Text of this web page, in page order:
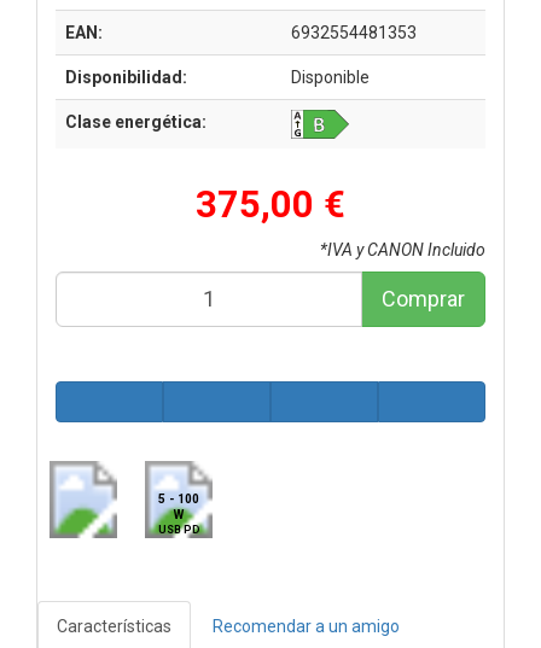
EAN: 6932554481353
Disponibilidad: Disponible
Clase energética:
375,00 €
*IVA y CANON Incluido
Comprar
5 - 100
W
USB PD
Características Recomendar a un amigo